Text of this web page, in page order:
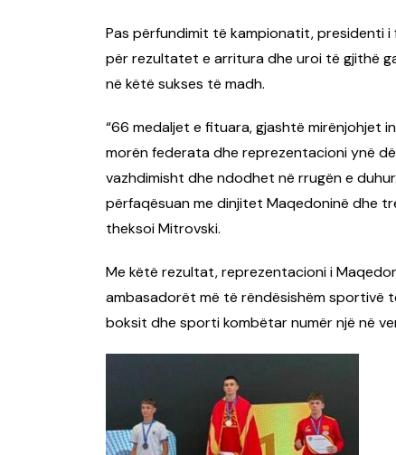
Pas përfundimit të kampionatit, presidenti i
për rezultatet e arritura dhe uroi të gjithë
në këtë sukses të madh.
“66 medaljet e fituara, gjashtë mirënjohjet
morën federata dhe reprezentacioni ynë
vazhdimisht dhe ndodhet në rrugën e
përfaqësuan me dinjitet Maqedoninë dhe
theksoi Mitrovski.
Me këtë rezultat, reprezentacioni i
ambasadorët më të rëndësishëm sportivë
boksit dhe sporti kombëtar numër një në